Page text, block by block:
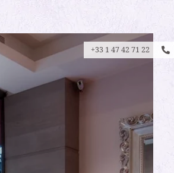
+33 1 47 42 71 22